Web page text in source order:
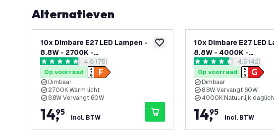
Alternatieven
toevoegen aan verlanglijst
10x Dimbare E27 LED Lampen -
8.8W - 2700K -
Voordeelverpakking
reviews drawer openen
4.8 score sterren4.8 (75)
Op voorraad
Dimbaar
2700K Warm licht
8.8W Vervangt 60W
14,
95
incl. BTW
10x Dimbare E27 LED
8.8W - 4000K -
Voordeelverpakking
reviews
4.5 score sterren4.5 (42)
Op voorraad
Dimbaar
8.8W Vervangt 60W
4000K Natuurlijk
14,
95
incl. BTW